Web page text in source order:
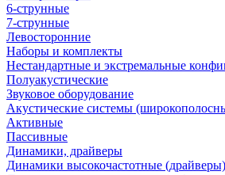
6-струнные
7-струнные
Левосторонние
Наборы и комплекты
Нестандартные и экстремальные
Полуакустические
Звуковое оборудование
Акустические системы
Активные
Пассивные
Динамики, драйверы
Динамики высокочастотные (драйверы)